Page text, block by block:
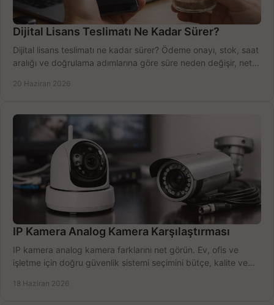
Dijital Lisans Teslimatı Ne Kadar Sürer?
Dijital lisans teslimatı ne kadar sürer? Ödeme onayı, stok, saat
aralığı ve doğrulama adımlarına göre süre neden değişir, net
20 Haziran 2026
IP Kamera Analog Kamera Karşılaştırması
IP kamera analog kamera farklarını net görün. Ev, ofis ve
işletme için doğru güvenlik sistemi seçimini bütçe, kalite ve
18 Haziran 2026